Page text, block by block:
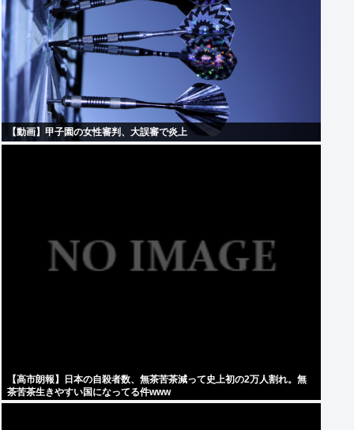
【動画】甲子園の女性審判、大誤審で炎上
【高市朗報】日本の自殺者数、無茶苦茶減って史上初の2万人割れ。無
茶苦茶生きやすい国になってる件www